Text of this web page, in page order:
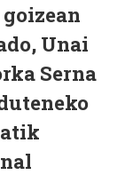
Unai
Serna